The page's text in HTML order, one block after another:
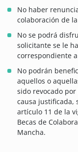
No haber
colaboración de
No se podrá
solicitante se le
correspondiente
No podrán
aquellos o
sido revocado
causa justificada,
artículo 11 de la
Becas de
Mancha.